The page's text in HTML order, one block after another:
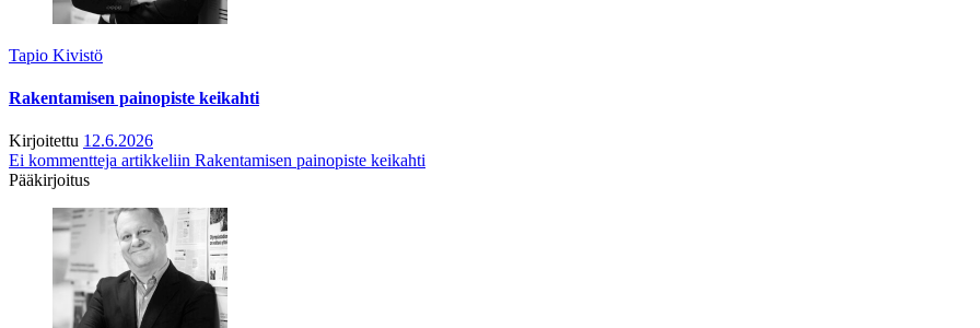
Tapio Kivistö
Rakentamisen painopiste keikahti
Kirjoitettu 12.6.2026
Ei kommentteja artikkeliin Rakentamisen painopiste keikahti
Pääkirjoitus